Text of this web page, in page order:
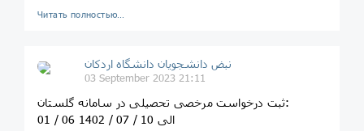
Читать полностью…
نبض دانشجویان دانشگاه اردکان
03 September 2023 21:11
ثبت درخواست مرخصی تحصیلی در سامانه گلستان:
01 / 06 الی 10 / 07 / 1402